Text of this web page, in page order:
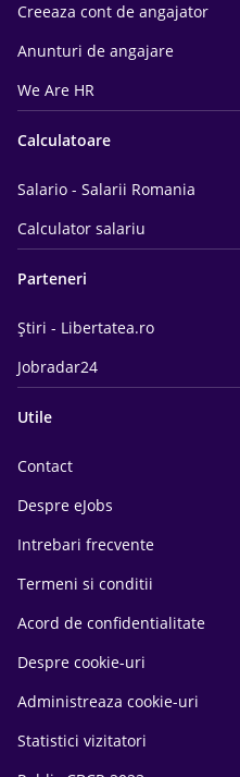
Creeaza cont de angajator
Anunturi de angajare
We Are HR
Calculatoare
Salario - Salarii Romania
Calculator salariu
Parteneri
Știri - Libertatea.ro
Jobradar24
Utile
Contact
Despre eJobs
Intrebari frecvente
Termeni si conditii
Acord de confidentialitate
Despre cookie-uri
Administreaza cookie-uri
Statistici vizitatori